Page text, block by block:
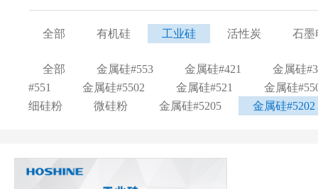
全部 有机硅 工业硅 活性炭 石墨
全部 金属硅#553 金属硅#421
金属硅
#551
金属硅#5502 金属硅#521
金属硅
细硅粉
微硅粉 金属硅#5205 金属硅#5202